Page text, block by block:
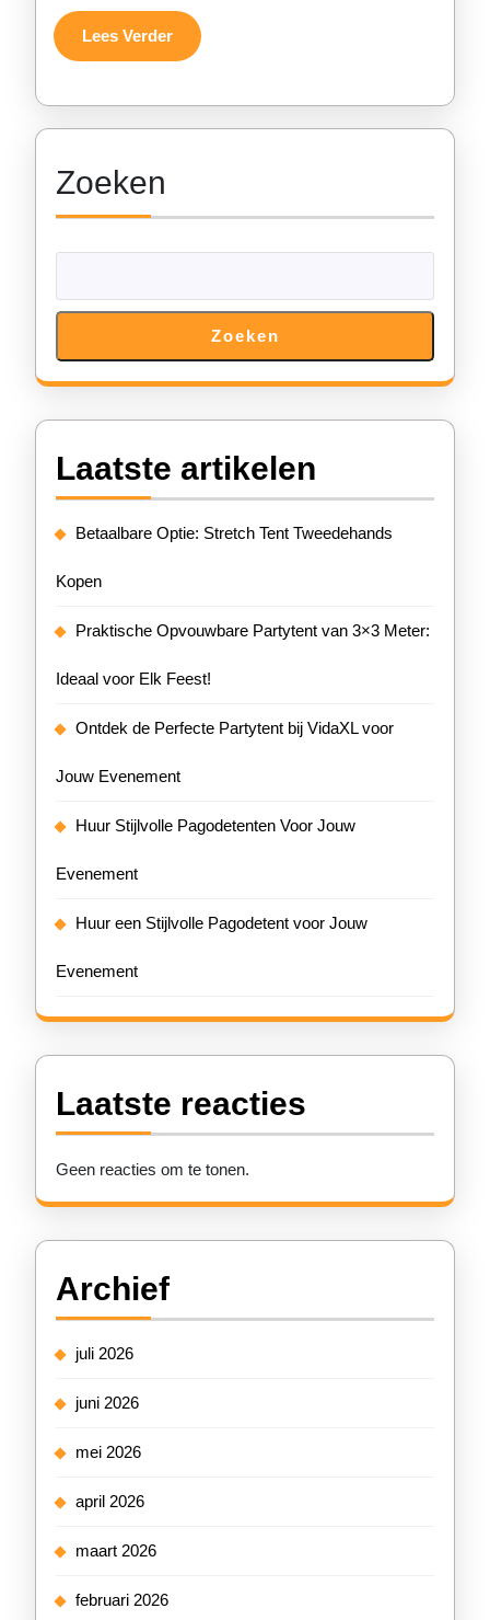
Lees VerderLees
Verder
Zoeken
Zoeken
Laatste artikelen
Betaalbare Optie: Stretch Tent Tweedehands
Kopen
Praktische Opvouwbare Partytent van 3×3 Meter:
Ideaal voor Elk Feest!
Ontdek de Perfecte Partytent bij VidaXL voor
Jouw Evenement
Huur Stijlvolle Pagodetenten Voor Jouw
Evenement
Huur een Stijlvolle Pagodetent voor Jouw
Evenement
Laatste reacties
Geen reacties om te tonen.
Archief
juli 2026
juni 2026
mei 2026
april 2026
maart 2026
februari 2026